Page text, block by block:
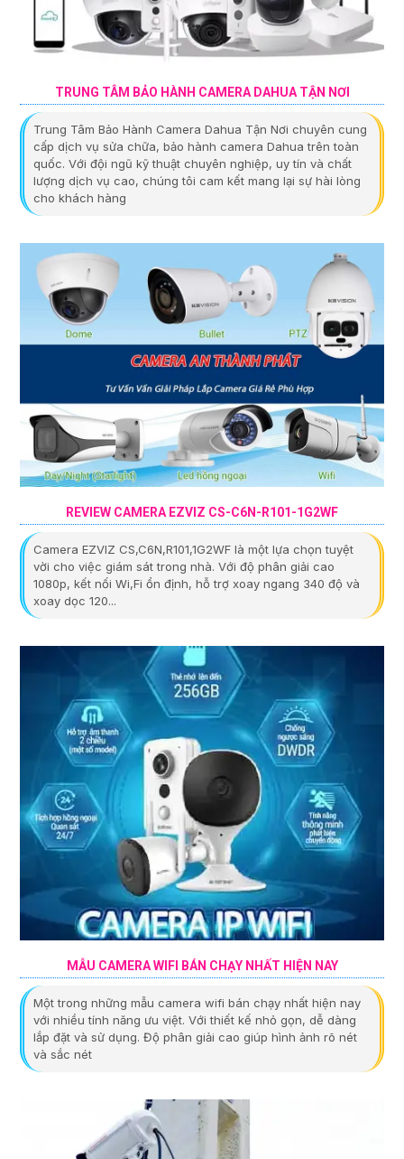
TRUNG TÂM BẢO HÀNH CAMERA DAHUA TẬN NƠI
Trung Tâm Bảo Hành Camera Dahua Tận Nơi chuyên cung
cấp dịch vụ sửa chữa, bảo hành camera Dahua trên toàn
quốc. Với đội ngũ kỹ thuật chuyên nghiệp, uy tín và chất
lượng dịch vụ cao, chúng tôi cam kết mang lại sự hài lòng
cho khách hàng
REVIEW CAMERA EZVIZ CS-C6N-R101-1G2WF
Camera EZVIZ CS,C6N,R101,1G2WF là một lựa chọn tuyệt
vời cho việc giám sát trong nhà. Với độ phân giải cao
1080p, kết nối Wi,Fi ổn định, hỗ trợ xoay ngang 340 độ và
xoay dọc 120...
MẪU CAMERA WIFI BÁN CHẠY NHẤT HIỆN NAY
Một trong những mẫu camera wifi bán chạy nhất hiện nay
với nhiều tính năng ưu việt. Với thiết kế nhỏ gọn, dễ dàng
lắp đặt và sử dụng. Độ phân giải cao giúp hình ảnh rõ nét
và sắc nét